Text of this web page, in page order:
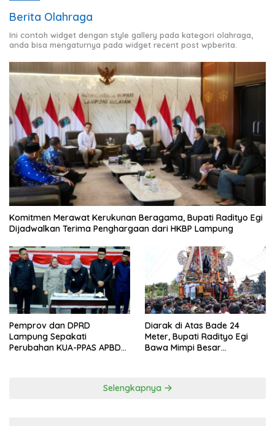
Berita Olahraga
Ini contoh widget dengan style gallery pada kategori olahraga,
anda bisa mengaturnya pada widget recent post wpberita.
Komitmen Merawat Kerukunan Beragama, Bupati Radityo Egi
Dijadwalkan Terima Penghargaan dari HKBP Lampung
Pemprov dan DPRD
Lampung Sepakati
Perubahan KUA-PPAS APBD
Diarak di Atas Bade 24
Meter, Bupati Radityo Egi
Bawa Mimpi Besar
Selengkapnya